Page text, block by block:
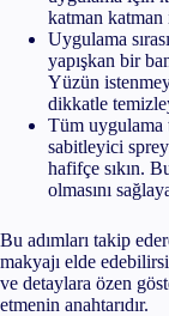
katman
Uygulama
yapışkan bir
Yüzün
dikkatle
Tüm uygulama
sabitleyici
hafifçe sıkın.
olmasını
Bu adımları takip
makyajı elde
ve detaylara özen
etmenin anahtarıdır.